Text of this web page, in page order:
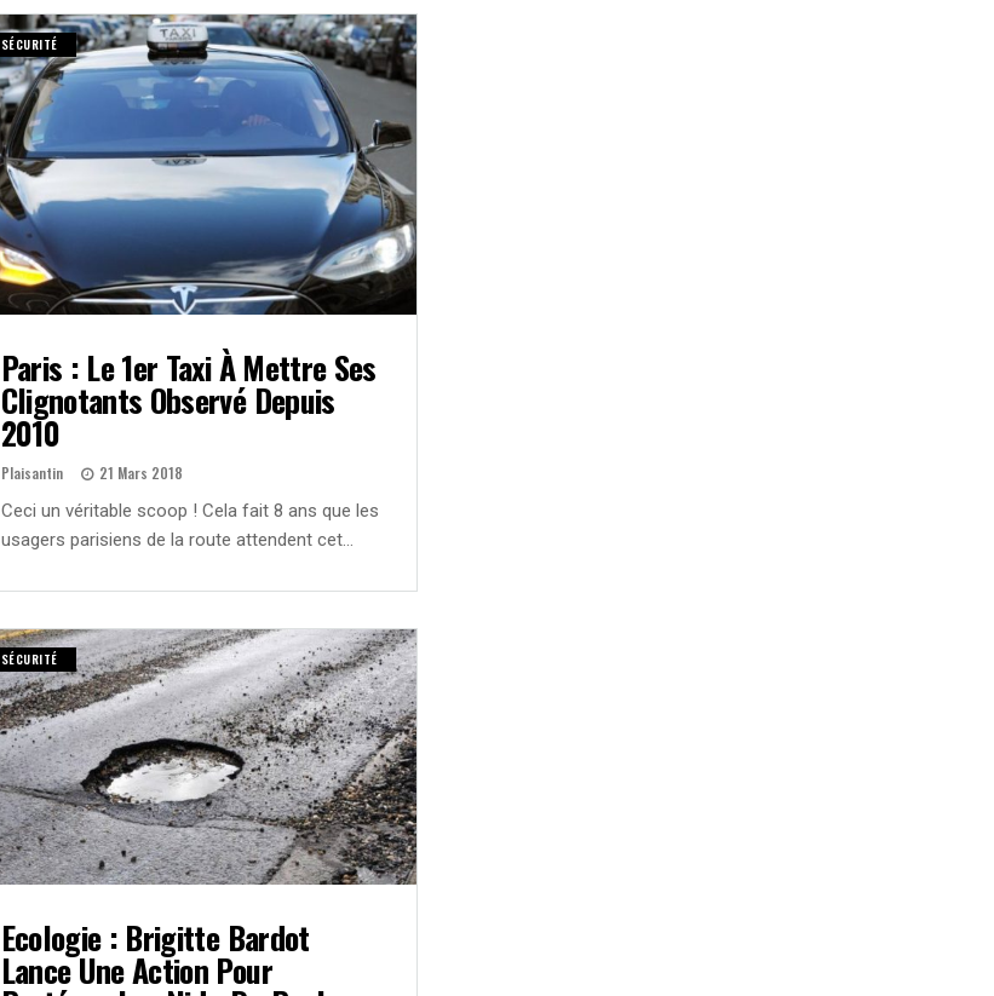
SÉCURITÉ
Paris : Le 1er Taxi À Mettre Ses
Clignotants Observé Depuis
2010
Plaisantin 21 Mars 2018
Ceci un véritable scoop ! Cela fait 8 ans que les
usagers parisiens de la route attendent cet…
SÉCURITÉ
Ecologie : Brigitte Bardot
Lance Une Action Pour